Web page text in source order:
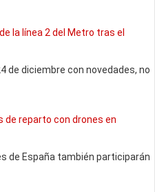
la línea 2 del Metro tras el
de diciembre con novedades, no
de reparto con drones en
de España también participarán